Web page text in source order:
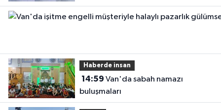
gülümsetti
Haberde insan
14:59
buluşmaları